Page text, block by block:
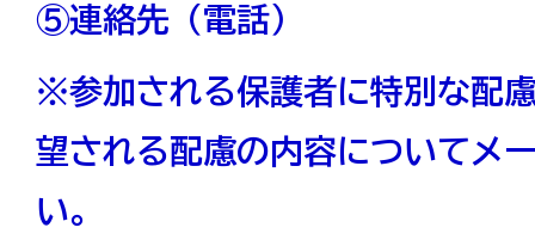
⑤連絡先（電話）
※参加される保護者に特別な配
望される配慮の内容についてメ
い。